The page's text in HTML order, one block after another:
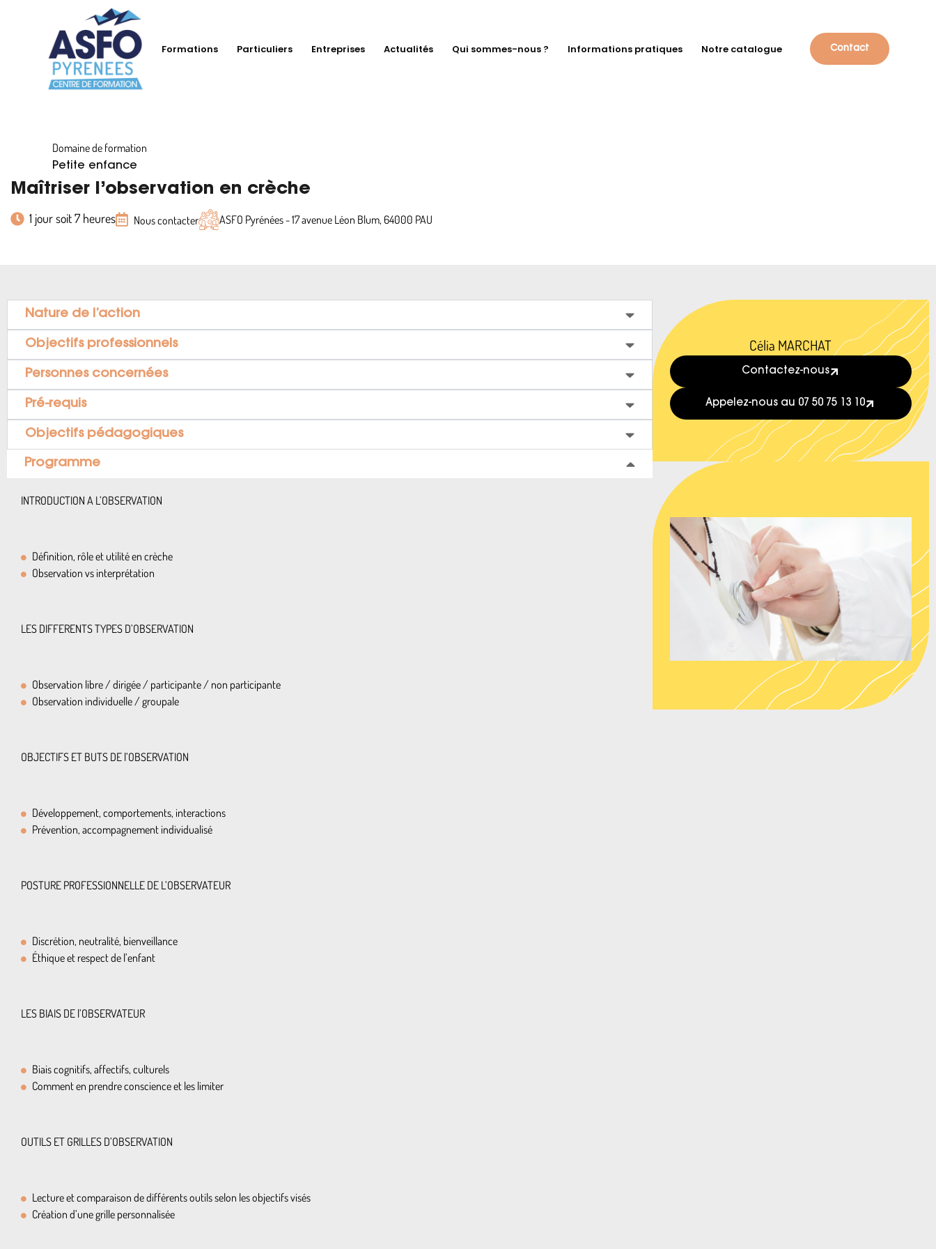
Formations Particuliers Entreprises Actualités Qui sommes-nous ? Informations pratiques Notre catalogue Contact
Domaine de formation
Petite enfance
Maîtriser l’observation en crèche
1 jour soit 7 heures Nous contacter ASFO Pyrénées - 17 avenue Léon Blum, 64000 PAU
Nature de l’action
Objectifs professionnels
Personnes concernées
Pré-requis
Objectifs pédagogiques
Programme
INTRODUCTION A L’OBSERVATION
Définition, rôle et utilité en crèche
Observation vs interprétation
LES DIFFERENTS TYPES D’OBSERVATION
Observation libre / dirigée / participante / non participante
Observation individuelle / groupale
OBJECTIFS ET BUTS DE l’OBSERVATION
Développement, comportements, interactions
Prévention, accompagnement individualisé
POSTURE PROFESSIONNELLE DE L’OBSERVATEUR
Discrétion, neutralité, bienveillance
Éthique et respect de l’enfant
LES BIAIS DE l’OBSERVATEUR
Biais cognitifs, affectifs, culturels
Comment en prendre conscience et les limiter
OUTILS ET GRILLES D’OBSERVATION
Lecture et comparaison de différents outils selon les objectifs visés
Création d’une grille personnalisée
Célia MARCHAT
Contactez-nous
Appelez-nous au 07 50 75 13 10